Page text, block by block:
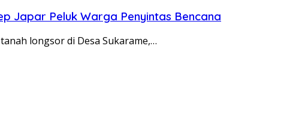
Japar Peluk Warga Penyintas Bencana
longsor di Desa Sukarame,…